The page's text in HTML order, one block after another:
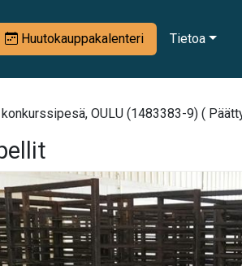
Huutokauppakalenteri Tietoa
OULU (1483383-9) (